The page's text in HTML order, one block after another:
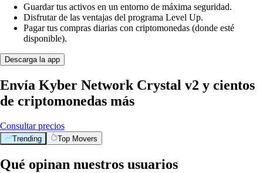
Guardar tus activos en un entorno de máxima seguridad.
Disfrutar de las ventajas del programa Level Up.
Pagar tus compras diarias con criptomonedas (donde esté
disponible).
Descarga la app
Envía Kyber Network Crystal v2 y cientos
de criptomonedas más
Consultar precios
Trending Top Movers
Qué opinan nuestros usuarios